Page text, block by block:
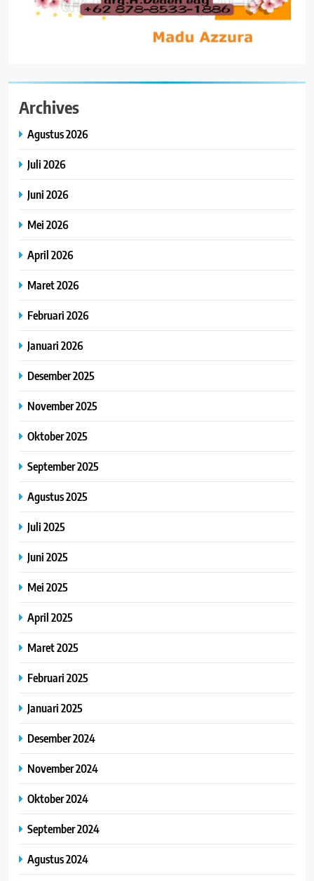
Archives
Agustus 2026
Juli 2026
Juni 2026
Mei 2026
April 2026
Maret 2026
Februari 2026
Januari 2026
Desember 2025
November 2025
Oktober 2025
September 2025
Agustus 2025
Juli 2025
Juni 2025
Mei 2025
April 2025
Maret 2025
Februari 2025
Januari 2025
Desember 2024
November 2024
Oktober 2024
September 2024
Agustus 2024